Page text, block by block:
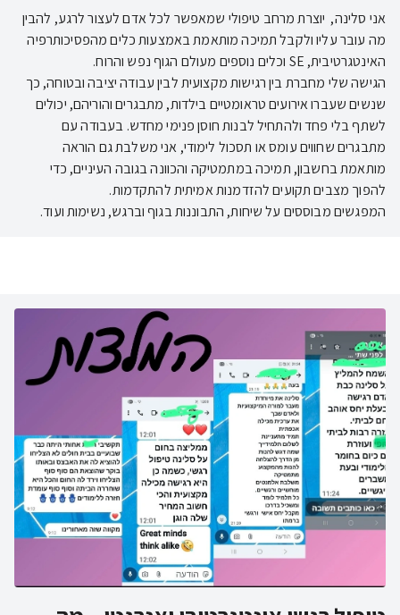
אני סלינה, יוצרת מרחב טיפולי שמאפשר לכל אדם לעצור לרגע, להבין
מה עובר עליו ולקבל תמיכה מותאמת באמצעות כלים מהפסיכותרפיה
הגישה שלי מחברת בין רגישות מקצועית לבין עבודה יציבה ובטוחה, כך
שנשים שעברו אירועים טראומטיים בילדות, מתבגרים והוריהם, יכולים
לשתף בלי פחד ולהתחיל לבנות חוסן פנימי מחדש. בעבודה עם
מתבגרים שחווים עומס או תסכול לימודי, אני משלבת גם הוראה
מותאמת בחשבון, תמיכה במתמטיקה והכוונה בגובה העיניים, כדי
המפגשים מבוססים על שיחות, התבוננות בגוף וברגש, נשימות ועוד.